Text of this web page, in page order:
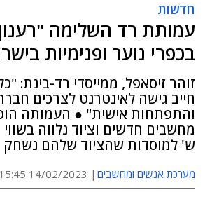
חדשות
עמותת רד השלימה
בכפרי נוער ופנימיות
זוהר זיסאפל, ממייסדי רד-בינת:
חייב גישה לאינטרנט לצרכים
ש' למוסדות שהציוד שלהם נשחק
מערכת אנשים ומחשבים 14/02/2023 15:45